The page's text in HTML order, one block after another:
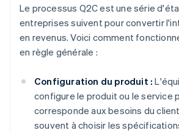
Le processus Q2C est une série
entreprises suivent pour convertir
en revenus. Voici comment
en règle générale :
Configuration du produit :
configure le produit ou le service
corresponde aux besoins du
souvent à choisir les